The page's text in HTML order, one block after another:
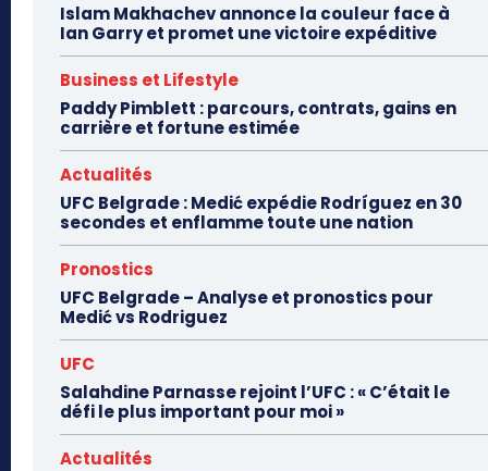
Islam Makhachev annonce la couleur face à
Ian Garry et promet une victoire expéditive
Business et Lifestyle
Paddy Pimblett : parcours, contrats, gains en
carrière et fortune estimée
Actualités
UFC Belgrade : Medić expédie Rodríguez en 30
secondes et enflamme toute une nation
Pronostics
UFC Belgrade – Analyse et pronostics pour
Medić vs Rodriguez
UFC
Salahdine Parnasse rejoint l’UFC : « C’était le
défi le plus important pour moi »
Actualités